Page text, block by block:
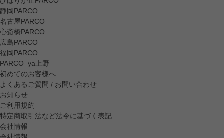
静岡PARCO
名古屋PARCO
心斎橋PARCO
広島PARCO
福岡PARCO
PARCO_ya上野
初めてのお客様へ
よくあるご質問 / お問い合わせ
お知らせ
ご利用規約
特定商取引法など法令に基づく表記
会社情報